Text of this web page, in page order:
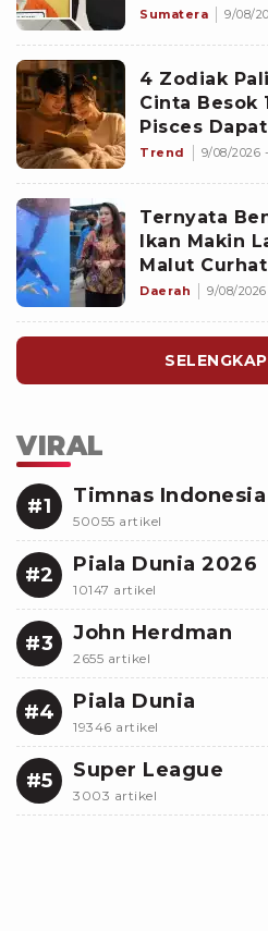
Sumatera 9/08/
4 Zodiak
Cinta Besok
Pisces
Makin Dekat
Trend 9/08/2026
Ternyata
Ikan Makin
Malut
Sherly
Daerah 9/08/2026
VIRAL
#1 Timnas Indonesia
50055 artikel
#2 Piala Dunia 2026
10147 artikel
#3 John Herdman
2655 artikel
#4 Piala Dunia
19346 artikel
#5 Super League
3003 artikel